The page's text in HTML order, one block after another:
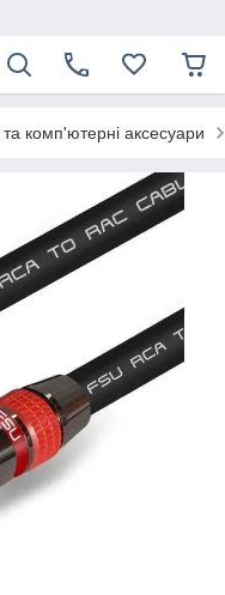
та комп'ютерні аксесуари